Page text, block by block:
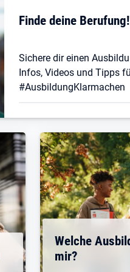
Finde deine
Sichere dir einen
Infos, Videos und Tipps
#AusbildungKlarmachen
Welche
mir?